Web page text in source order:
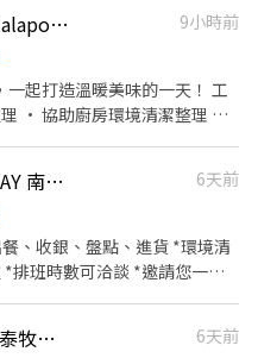
開店前準備及閉店整理作業 4.
(排班區間另安排休息時
。) ※彈性排班可討論喔。週六
交通便利通勤上班很方便。 ✅
的您，加入三澧餐飲集團。 -
無限可能。 1998年於台灣成
屬於日本Wondertable餐飲集
與義大利美食連鎖品牌，旗下
餐廳：BELLINI CAFFÈ、
薪水222起 武蔵野森咖琲 南港lalaport店 急徵 整天班 內場工讀
9小時前
起打造溫暖美味的一天！ 工
• 協助廚房環境清潔整理 •
要有熱忱，放心加入我們！
【長期兼職 】知名連鎖 SUBWAY 南港中信 - 早晚班
6天前
、收銀、盤點、進貨 *環境清
【MO-MO-PARADISE】南港潤泰牧場-內場兼職(早班,中班)-C24
6天前